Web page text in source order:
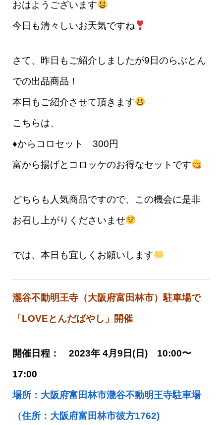
おはようございます
今日も清々しいお天気ですね
さて、昨日もご紹介しましたが9日のらぶとん
での出品商品！
本日もご紹介させて頂きます
こちらは、
♦️からコロセット 300円
富から揚げとコロッケのお得なセットです
どちらも人気商品ですので、この機会に是非
お召し上がりくださいませ
では、本日も宜しくお願いします
瀧谷不動明王寺（大阪府富田林市）駐車場で
「LOVEとんだばやし」開催
開催日程： 2023年 4月9日(日) 10:00〜
17:00
場所：大阪府富田林市瀧谷不動明王寺駐車場
（住所：大阪府富田林市彼方1762)